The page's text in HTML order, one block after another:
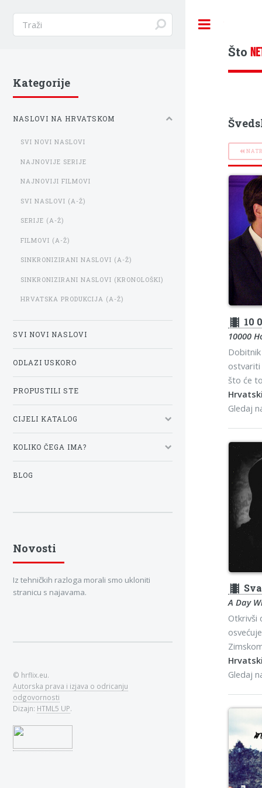
Što
theaters 10
10000
što će
Gledaj
theaters
A Day
Otkrivši
Gledaj
Kategorije
NASLOVI NA HRVATSKOM
SVI NOVI NASLOVI
NAJNOVIJE SERIJE
NAJNOVIJI FILMOVI
SVI NASLOVI (A-Ž)
SERIJE (A-Ž)
FILMOVI (A-Ž)
SINKRONIZIRANI NASLOVI (A-Ž)
SINKRONIZIRANI NASLOVI (KRONOLOŠKI)
HRVATSKA PRODUKCIJA (A-Ž)
SVI NOVI NASLOVI
ODLAZI USKORO
PROPUSTILI STE
CIJELI KATALOG
KOLIKO ČEGA IMA?
BLOG
Novosti
Iz tehničkih razloga morali smo ukloniti
stranicu s najavama.
© hrflix.eu.
Autorska prava i izjava o odricanju
odgovornosti
Dizajn: HTML5 UP.
Toggle